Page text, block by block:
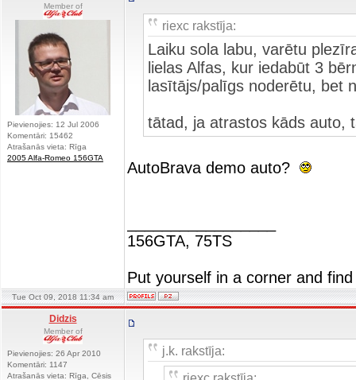
Member of
Pievienojies: 12 Jul 2006
Komentāri: 15462
Atrašanās vieta: Rīga
2005 Alfa-Romeo 156GTA
riexc rakstīja:
Laiku sola labu, varētu
lielas Alfas, kur iedabūt 3
lasītājs/palīgs noderētu, bet
tātad, ja atrastos kāds auto,
AutoBrava demo auto?
156GTA, 75TS
Put yourself in a corner and
Tue Oct 09, 2018 11:34 am
Didzis
Member of
Pievienojies: 26 Apr 2010
Komentāri: 1147
Atrašanās vieta: Rīga, Cēsis
j.k. rakstīja: